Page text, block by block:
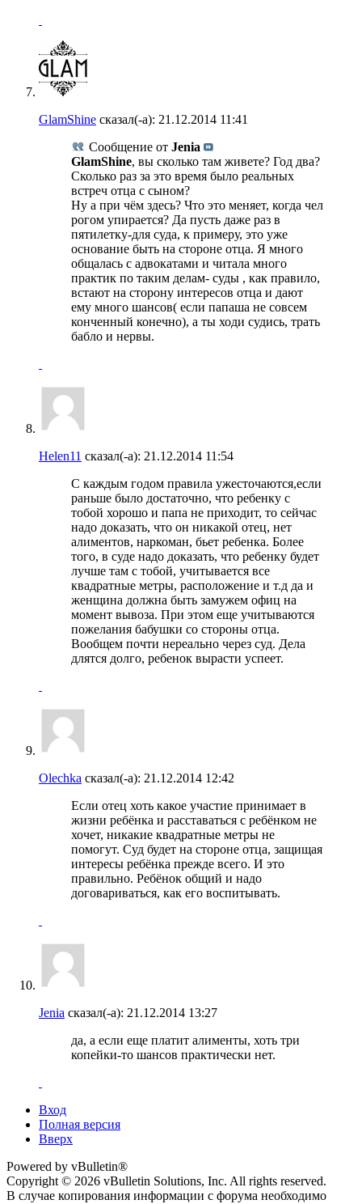
GlamShine сказал(-а): 21.12.2014 11:41
Сообщение от Jenia
GlamShine, вы сколько там живете? Год два?
Сколько раз за это время было реальных
встреч отца с сыном?
Ну а при чём здесь? Что это меняет, когда чел
рогом упирается? Да пусть даже раз в
пятилетку-для суда, к примеру, это уже
основание быть на стороне отца. Я много
общалась с адвокатами и читала много
практик по таким делам- суды , как правило,
встают на сторону интересов отца и дают
ему много шансов( если папаша не совсем
конченный конечно), а ты ходи судись, трать
бабло и нервы.
Helen11 сказал(-а): 21.12.2014 11:54
С каждым годом правила ужесточаются,если
раньше было достаточно, что ребенку с
тобой хорошо и папа не приходит, то сейчас
надо доказать, что он никакой отец, нет
алиментов, наркоман, бьет ребенка. Более
того, в суде надо доказать, что ребенку будет
лучше там с тобой, учитывается все
квадратные метры, расположение и т.д да и
женщина должна быть замужем офиц на
момент вывоза. При этом еще учитываются
пожелания бабушки со стороны отца.
Вообщем почти нереально через суд. Дела
длятся долго, ребенок вырасти успеет.
Olechka сказал(-а): 21.12.2014 12:42
Если отец хоть какое участие принимает в
жизни ребёнка и расставаться с ребёнком не
хочет, никакие квадратные метры не
помогут. Суд будет на стороне отца, защищая
интересы ребёнка прежде всего. И это
правильно. Ребёнок общий и надо
договариваться, как его воспитывать.
Jenia сказал(-а): 21.12.2014 13:27
да, а если еще платит алименты, хоть три
копейки-то шансов практически нет.
Вход
Полная версия
Вверх
Powered by vBulletin®
Copyright © 2026 vBulletin Solutions, Inc. All rights reserved.
В случае копирования информации с форума необходимо